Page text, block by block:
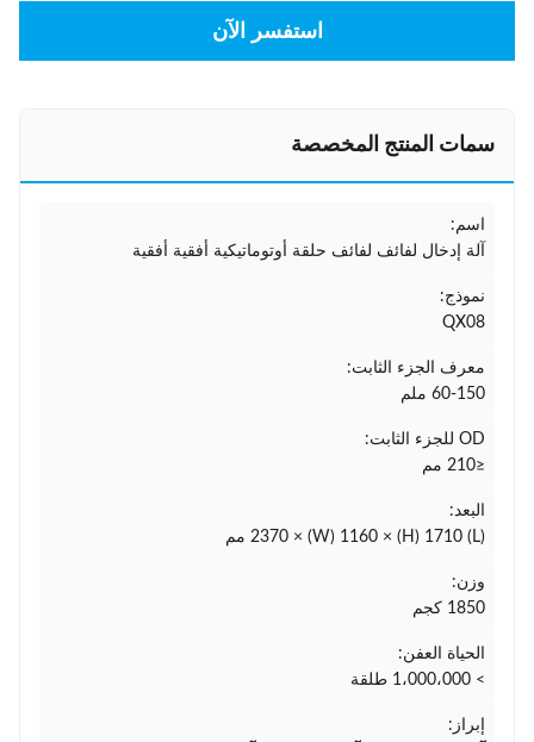
استفسر الآن
سمات المنتج المخصصة
اسم:
آلة إدخال لفائف لفائف حلقة أوتوماتيكية أفقية أفقية
نموذج:
QX08
معرف الجزء الثابت:
60-150 ملم
OD للجزء الثابت:
≤210 مم
البعد:
(L) 2370 × (W) 1160 × (H) 1710 مم
وزن:
1850 كجم
الحياة العفن:
> 1،000،000 طلقة
إبراز: